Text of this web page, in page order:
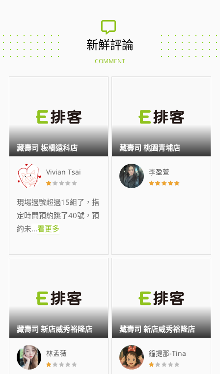
新鮮評論
COMMENT
Vivian Tsai
現場過號超過15組了，指
定時間預約跳了40號，預
約未...看更多
藏壽司 板橋遠科店
李盈萱
藏壽司 桃園青埔店
林孟薇
藏壽司 新店威秀裕隆店
鐘提那-Tina
藏壽司 新店威秀裕隆店